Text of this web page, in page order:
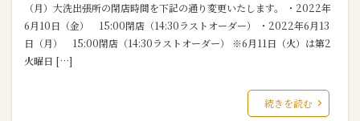
（月）大洗出張所の閉店時間を下記の通り変更いたします。 ・2022年
6月10日（金） 15:00閉店（14:30ラストオーダー） ・2022年6月13
日（月） 15:00閉店（14:30ラストオーダー） ※6月11日（火）は第2
火曜日 […]
続きを読む